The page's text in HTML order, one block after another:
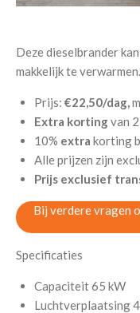
Deze dieselbrander
makkelijk te verwarmen.
Prijs: €22,50/dag,
Extra kortingvan
10% extra korting
Alle prijzen zijn
Prijs exclusief
Bij verdere vragen
Specificaties
Capaciteit 65 kW
Luchtverplaatsing